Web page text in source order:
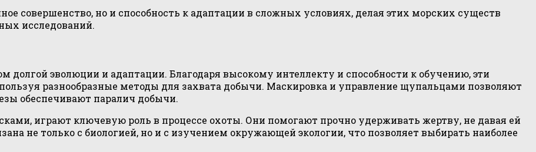
совершенство, но и способность к адаптации в сложных условиях, делая этих морских существ
исследований.
долгой эволюции и адаптации. Благодаря высокому интеллекту и способности к обучению, эти
разнообразные методы для захвата добычи. Маскировка и управление щупальцами позволяют
обеспечивают паралич добычи.
играют ключевую роль в процессе охоты. Они помогают прочно удерживать жертву, не давая ей
не только с биологией, но и с изучением окружающей экологии, что позволяет выбирать наиболее